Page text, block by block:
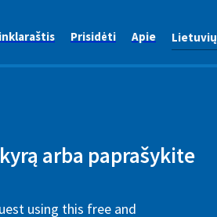
Prisidėti Apie Lietuvių
arba paprašykite
using this free and